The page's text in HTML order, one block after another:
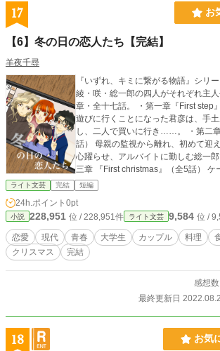
17 お
【6】冬の日の恋人たち【完結】
羊夜千尋
『いずれ、キミに繋がる物語』シリ
綾・咲・総一郎の四人がそれぞれ主
章・全十七話。 ・第一章『First step
遊びに行くことになった君彦は、手
し、二人で買いに行き……。 ・第二
話） 母親の監視から離れ、初めて迎
心躍らせ、アルバイトに勤しむ総一
三章 『First christmas』（全5話） ケ
ている真綾は、目の回る日々を過ごし
日、アルバイトを終え、君彦に電話
章 『Be with you』（全4話） 1/3は総
彦・真綾とともに総一郎に内緒で誕
※当作品は「カクヨム」「小説家にな
ております。（過去に「エブリスタ
ライト文芸 完結 短編
24h.ポイント 0pt
小説 228,951 位 / 228,951件 ライト文芸 9,584 位 /
恋愛 現代 青春 大学生 カップル 料理
クリスマス
完結
感想
最終更新日
18 お気